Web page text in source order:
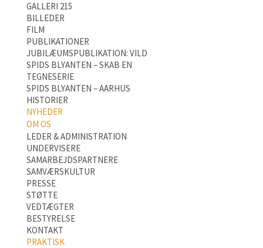
GALLERI 215
BILLEDER
FILM
PUBLIKATIONER
JUBILÆUMSPUBLIKATION: VILD
SPIDS BLYANTEN – SKAB EN
TEGNESERIE
SPIDS BLYANTEN – AARHUS
HISTORIER
NYHEDER
OM OS
LEDER & ADMINISTRATION
UNDERVISERE
SAMARBEJDSPARTNERE
SAMVÆRSKULTUR
PRESSE
STØTTE
VEDTÆGTER
BESTYRELSE
KONTAKT
PRAKTISK